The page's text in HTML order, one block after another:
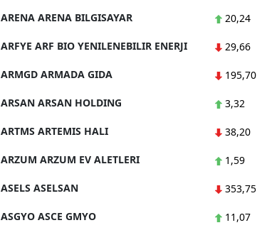
ARENA ARENA BILGISAYAR 20,24
ARFYE ARF BIO YENILENEBILIR ENERJI 29,66
ARMGD ARMADA GIDA 195,70
ARSAN ARSAN HOLDING 3,32
ARTMS ARTEMIS HALI 38,20
ARZUM ARZUM EV ALETLERI 1,59
ASELS ASELSAN 353,75
ASGYO ASCE GMYO 11,07